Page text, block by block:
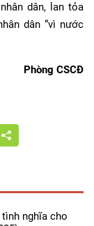
dân, lan tỏa
dân “vì nước
Phòng CSCĐ
nghĩa cho